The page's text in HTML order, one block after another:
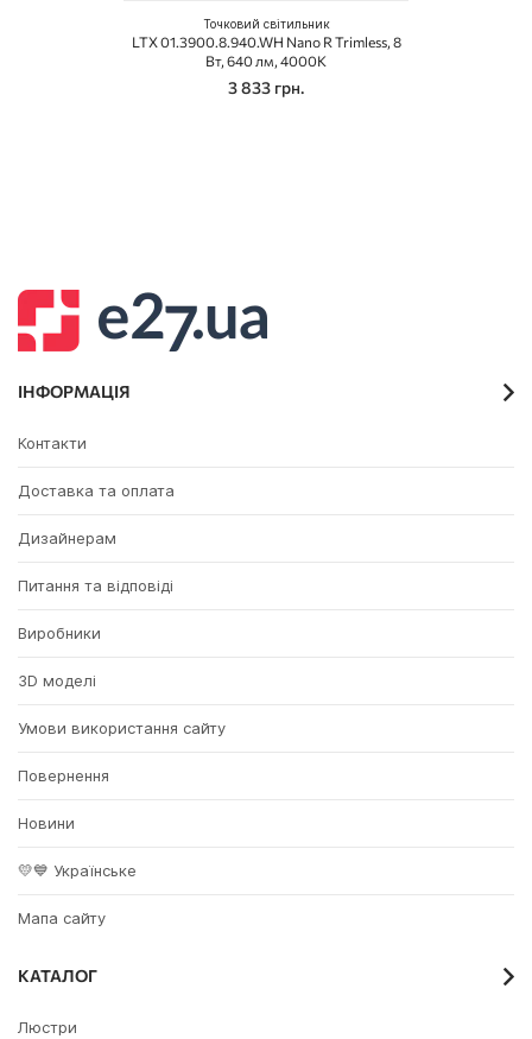
Точковий світильник
LTX 01.3900.8.940.WH Nano R Trimless, 8
Вт, 640 лм, 4000K
3 833 грн.
ІНФОРМАЦІЯ
Контакти
Доставка та оплата
Дизайнерам
Питання та відповіді
Виробники
3D моделі
Умови використання сайту
Повернення
Новини
💛💙 Українське
Мапа сайту
КАТАЛОГ
Люстри